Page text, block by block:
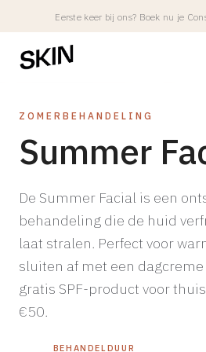
Eerste keer bij ons? Boek nu je
Aandoeningen
Acne
Behandelingen
FACIALS
Alle Facials
Summer Treatments
Injectables
Spierverslappers
Fillers
ZOMERBEHANDELING
Summer
De Summer Facial is een
behandeling die de huid
laat stralen. Perfect voor
sluiten af met een dagcreme
gratis SPF-product voor
€50.
BEHANDELDUUR